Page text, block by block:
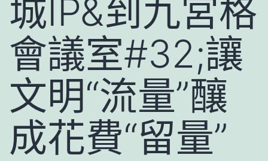
城IP&到九宮格
會議室#32;讓
文明“流量”釀
成花費“留量”